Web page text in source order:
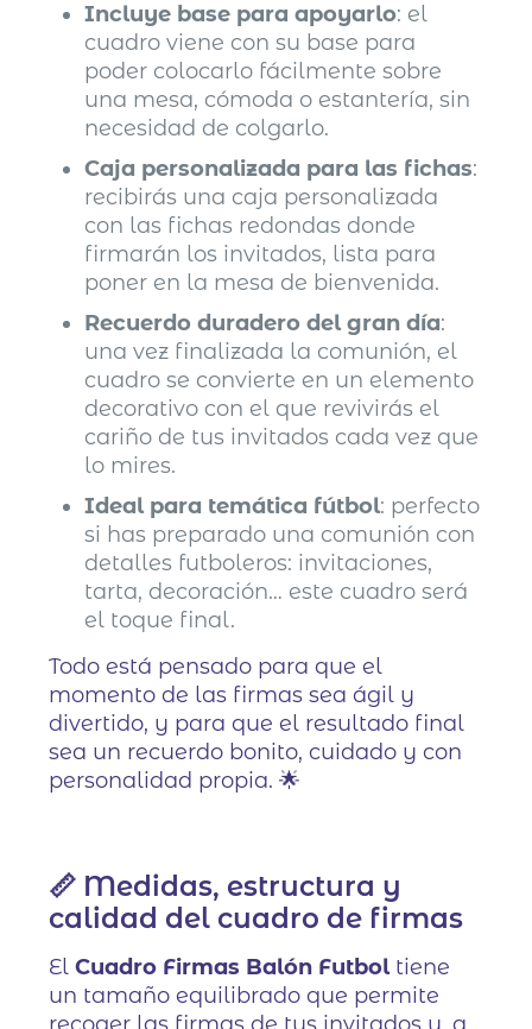
Incluye base para apoyarlo: el
cuadro viene con su base para
poder colocarlo fácilmente sobre
una mesa, cómoda o estantería, sin
necesidad de colgarlo.
Caja personalizada para las fichas:
recibirás una caja personalizada
con las fichas redondas donde
firmarán los invitados, lista para
poner en la mesa de bienvenida.
Recuerdo duradero del gran día:
una vez finalizada la comunión, el
cuadro se convierte en un elemento
decorativo con el que revivirás el
cariño de tus invitados cada vez que
lo mires.
Ideal para temática fútbol: perfecto
si has preparado una comunión con
detalles futboleros: invitaciones,
tarta, decoración… este cuadro será
el toque final.
Todo está pensado para que el
momento de las firmas sea ágil y
divertido, y para que el resultado final
sea un recuerdo bonito, cuidado y con
personalidad propia. 🌟
📏 Medidas, estructura y
calidad del cuadro de firmas
ElCuadro Firmas Balón Futboltiene
un tamaño equilibrado que permite